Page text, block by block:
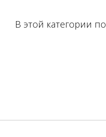
В этой категории